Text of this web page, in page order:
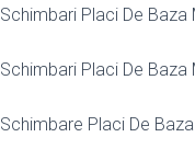
Placi De Baza
Placi De Baza
Placi De